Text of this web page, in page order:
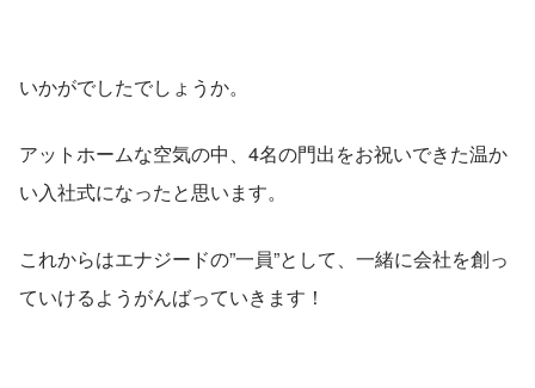
いかがでしたでしょうか。
アットホームな空気の中、4名の門出をお祝いできた温か
い入社式になったと思います。
これからはエナジードの”一員”として、一緒に会社を創っ
ていけるようがんばっていきます！